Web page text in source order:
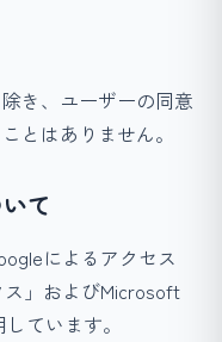
き、ユーザーの同意
とはありません。
て
によるアクセス
」およびMicrosoft
ています。